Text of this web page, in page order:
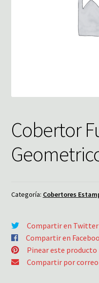
Cobertor
Categoría: Cobertores
Compartir en Twitter
Compartir en
Pinear este producto
Compartir por